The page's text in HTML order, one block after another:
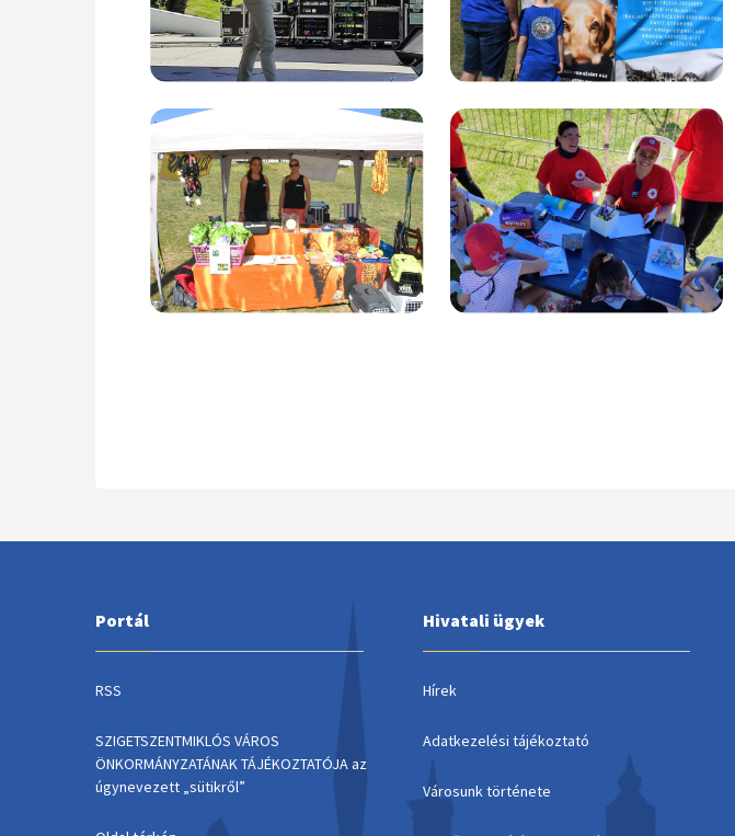
Portál
RSS
SZIGETSZENTMIKLÓS VÁROS
ÖNKORMÁNYZATÁNAK TÁJÉKOZTATÓJA az
úgynevezett „sütikről”
Hivatali ügyek
Hírek
Adatkezelési tájékoztató
Városunk története